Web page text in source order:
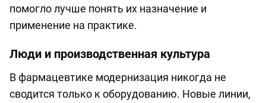
помогло лучше понять их назначение и
применение на практике.
Люди и производственная культура
В фармацевтике модернизация никогда не
сводится только к оборудованию. Новые линии,